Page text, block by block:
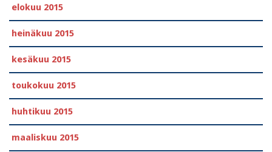
elokuu 2015
heinäkuu 2015
kesäkuu 2015
toukokuu 2015
huhtikuu 2015
maaliskuu 2015